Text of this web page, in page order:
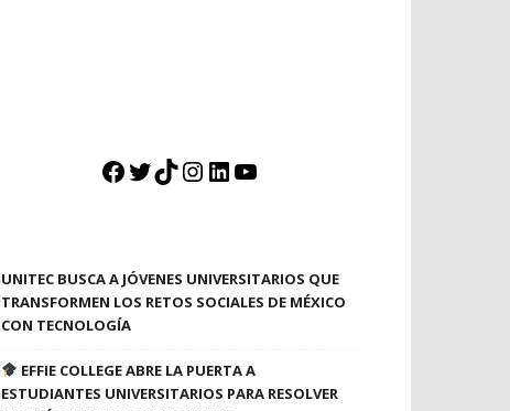
Facebook
Twitter
TikTok
Instagram
LinkedIn
YouTube
UNITEC BUSCA A JÓVENES UNIVERSITARIOS QUE
TRANSFORMEN LOS RETOS SOCIALES DE MÉXICO
CON TECNOLOGÍA
EFFIE COLLEGE ABRE LA PUERTA A
ESTUDIANTES UNIVERSITARIOS PARA RESOLVER